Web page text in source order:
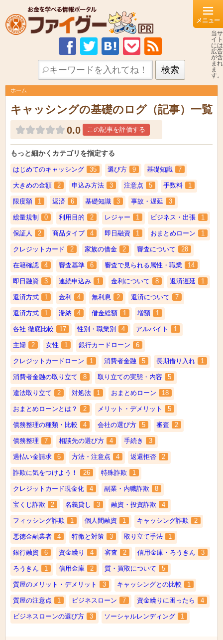
当サ
イト
には
広告
が含
まれ
ま
す。
ホーム
キャッシングの基礎のログ（記事）一覧
0.0 この記事を評価する
もっと細かくカテゴリを指定する
はじめてのキャッシング 35 選び方 9 基礎知識 7
大きめの金額 2 申込み方法 3 注意点 5 手数料 1
限度額 1 返済 6 基礎知識 3 事故・遅延 3
総量規制 0 利用目的 2 レジャー 1 ビジネス・出張 1
保証人 2 商品タイプ 4 即日融資 1 おまとめローン 1
クレジットカード 2 家族の借金 2 審査について 28
在籍確認 4 審査基準 6 審査で見られる属性・職業 14
即日融資 3 連続申込み 1 金利について 8 返済遅延 1
返済方式 1 金利 4 無利息 2 返済について 7
返済方式 1 滞納 4 借金総額 1 増額 1
各社 徹底比較 17 性別・職業別 4 アルバイト 1
主婦 2 女性 1 銀行カードローン 6
クレジットカードローン 1 消費者金融 5 長期借り入れ 1
消費者金融の取り立て 8 取り立ての実態・内容 5
違法取り立て 2 対処法 1 おまとめローン 18
おまとめローンとは？ 2 メリット・デメリット 5
債務整理の種類・比較 4 会社の選び方 5 審査 2
債務整理 7 相談先の選び方 4 手続き 3
過払い金請求 6 方法・注意点 4 返還拒否 2
詐欺に気をつけよう！ 26 特殊詐欺 1
クレジットカード現金化 4 副業・内職詐欺 8
宝くじ詐欺 2 名義貸し 3 融資・投資詐欺 4
フィッシング詐欺 1 個人間融資 1 キャッシング詐欺 2
悪徳金融業者 4 特徴と対策 3 取り立て手法 1
銀行融資 6 資金繰り 4 審査 2 信用金庫・ろうきん 3
ろうきん 1 信用金庫 2 質・買取について 5
質屋のメリット・デメリット 3 キャッシングとの比較 1
質屋の注意点 1 ビジネスローン 7 資金繰りに困ったら 4
ビジネスローンの選び方 3 ソーシャルレンディング 1